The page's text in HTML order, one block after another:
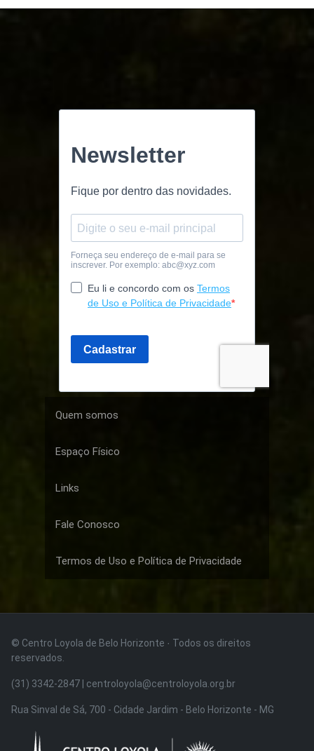
Quem somos
Espaço Físico
Links
Fale Conosco
Termos de Uso e Política de Privacidade
© Centro Loyola de Belo Horizonte · Todos os direitos
reservados.
(31) 3342-2847 | centroloyola@centroloyola.org.br
Rua Sinval de Sá, 700 - Cidade Jardim - Belo Horizonte - MG